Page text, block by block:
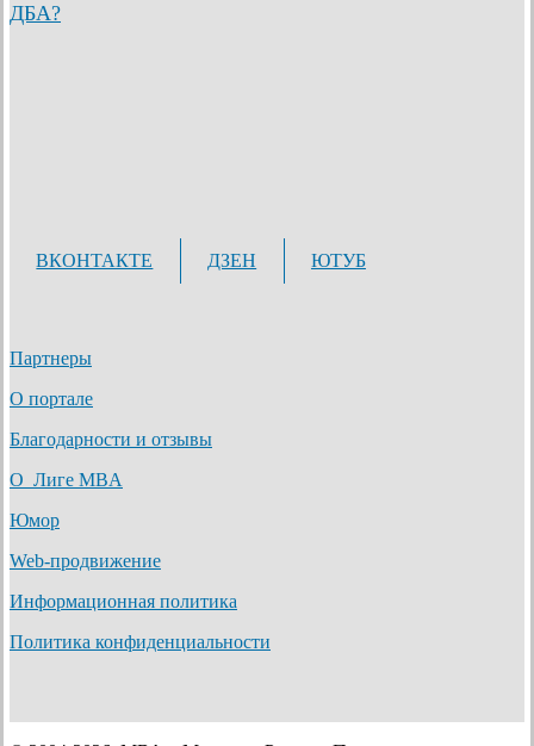
ДБА?
ВКОНТАКТЕ ДЗЕН ЮТУБ
Партнеры
О портале
Благодарности и отзывы
О Лиге MBA
Юмор
Web-продвижение
Информационная политика
Политика конфиденциальности